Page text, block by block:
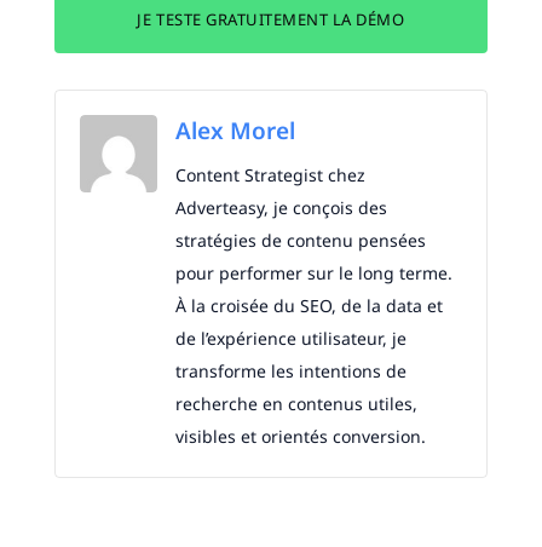
JE TESTE GRATUITEMENT LA DÉMO
Alex Morel
Content Strategist chez
Adverteasy, je conçois des
stratégies de contenu pensées
pour performer sur le long terme.
À la croisée du SEO, de la data et
de l’expérience utilisateur, je
transforme les intentions de
recherche en contenus utiles,
visibles et orientés conversion.